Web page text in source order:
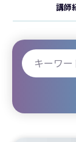
講師